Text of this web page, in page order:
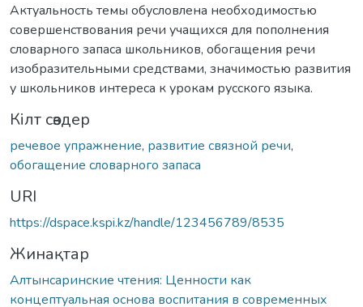
Актуальность темы обусловлена необходимостью
совершенствования речи учащихся для пополнения
словарного запаса школьников, обогащения речи
изобразительными средствами, значимостью развития
у школьников интереса к урокам русского языка.
Кілт сөздер
речевое упражнение, развитие связной речи,
обогащение словарного запаса
URI
https://dspace.kspi.kz/handle/123456789/8535
Жинақтар
Алтынсаринские чтения: Ценности как
концептуальная основа воспитания в современных